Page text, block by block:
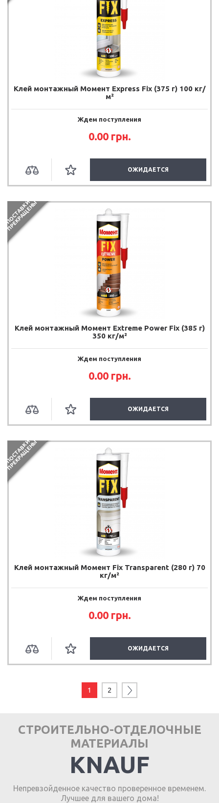
Клей монтажный Момент Express Fix (375 г) 100 кг/
м²
Ждем поступления
0.00 грн.
ОЖИДАЕТСЯ
П
О
С
Т
А
В
К
И
П
Р
Е
К
Р
А
Щ
Е
Н
Ы
Клей монтажный Момент Extreme Power Fix (385 г)
350 кг/м²
Ждем поступления
0.00 грн.
ОЖИДАЕТСЯ
П
О
С
Т
А
В
К
И
П
Р
Е
К
Р
А
Щ
Е
Н
Ы
Клей монтажный Момент Fix Transparent (280 г) 70
кг/м²
Ждем поступления
0.00 грн.
ОЖИДАЕТСЯ
1 2
СТРОИТЕЛЬНО-ОТДЕЛОЧНЫЕ
МАТЕРИАЛЫ
KNAUF
Непревзойденное качество проверенное временем.
Лучшее для вашего дома!